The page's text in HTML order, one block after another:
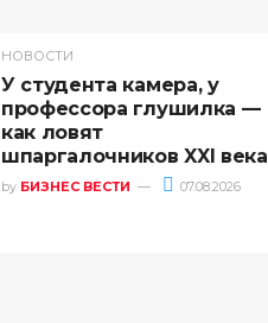
НОВОСТИ
У студента камера, у
профессора глушилка —
как ловят
шпаргалочников XXI века
by БИЗНЕС ВЕСТИ 07.08.2026